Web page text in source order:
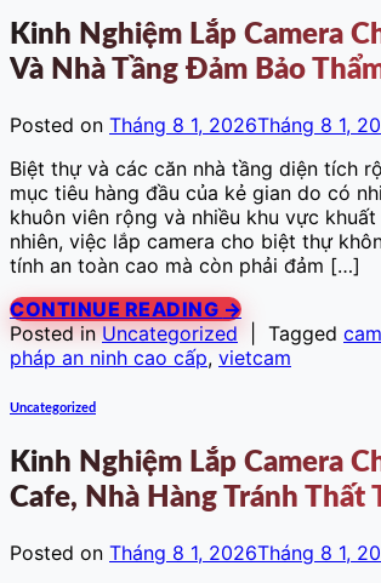
Kinh Nghiệm Lắp Camera
Và Nhà Tầng Đảm Bảo
Posted on Tháng 8 1, 2026Tháng 8 1,
Biệt thự và các căn nhà tầng diện tích
mục tiêu hàng đầu của kẻ gian do có
khuôn viên rộng và nhiều khu vực
nhiên, việc lắp camera cho biệt thự
tính an toàn cao mà còn phải đảm […]
CONTINUE READING →
Posted inUncategorized Tagged
pháp an ninh cao cấp, vietcam
Uncategorized
Kinh Nghiệm Lắp Camera
Cafe, Nhà Hàng Tránh Thất
Posted on Tháng 8 1, 2026Tháng 8 1,